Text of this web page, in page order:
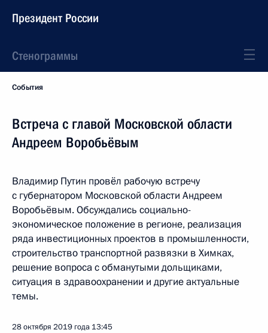
Президент России
Стенограммы
События
Встреча с главой Московской области
Андреем Воробьёвым
Владимир Путин провёл рабочую встречу
с губернатором Московской области Андреем
Воробьёвым. Обсуждались социально-
экономическое положение в регионе, реализация
ряда инвестиционных проектов в промышленности,
строительство транспортной развязки в Химках,
решение вопроса с обманутыми дольщиками,
ситуация в здравоохранении и другие актуальные
темы.
28 октября 2019 года 13:45